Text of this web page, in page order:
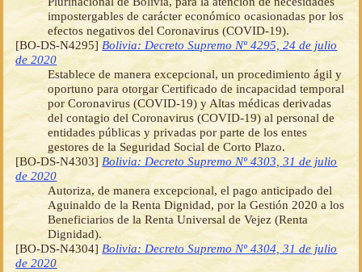
impostergables de carácter económico ocasionadas por los
efectos negativos del Coronavirus (COVID-19).
[BO-DS-N4295] Bolivia: Decreto Supremo Nº 4295, 24 de julio
de 2020
Establece de manera excepcional, un procedimiento ágil y
oportuno para otorgar Certificado de incapacidad temporal
por Coronavirus (COVID-19) y Altas médicas derivadas
del contagio del Coronavirus (COVID-19) al personal de
entidades públicas y privadas por parte de los entes
gestores de la Seguridad Social de Corto Plazo.
[BO-DS-N4303] Bolivia: Decreto Supremo Nº 4303, 31 de julio
de 2020
Autoriza, de manera excepcional, el pago anticipado del
Aguinaldo de la Renta Dignidad, por la Gestión 2020 a los
Beneficiarios de la Renta Universal de Vejez (Renta
Dignidad).
[BO-DS-N4304] Bolivia: Decreto Supremo Nº 4304, 31 de julio
de 2020